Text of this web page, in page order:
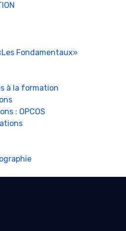
Fondamentaux»
à la formation
: OPCOS